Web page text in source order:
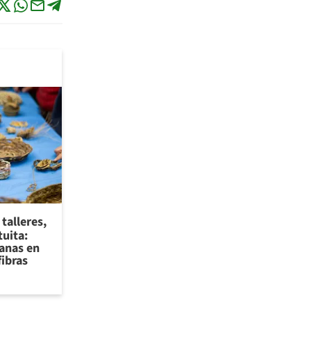
talleres,
en